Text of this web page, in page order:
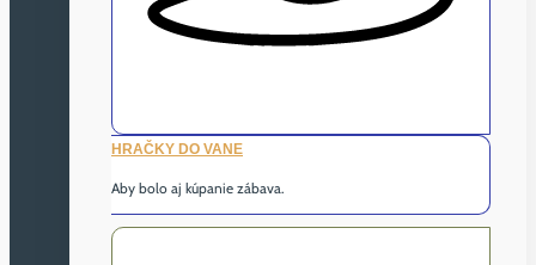
HRAČKY DO VANE
Aby bolo aj kúpanie zábava.